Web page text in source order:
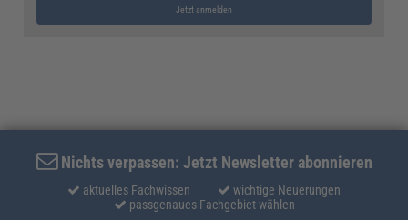
Jetzt anmelden
Nichts verpassen: Jetzt Newsletter abonnieren
aktuelles Fachwissen
wichtige Neuerungen
passgenaues Fachgebiet wählen